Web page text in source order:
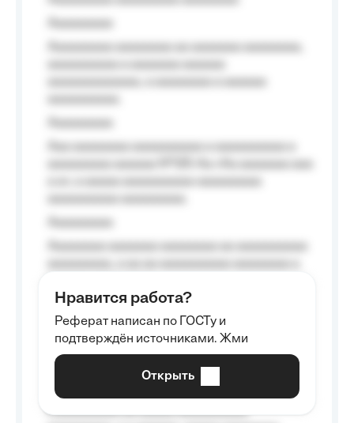
Aaaaaaaaa
Aaaaaaaaaa aa aaa aaaaaaaaa, a aaa
aaaaaaaaaa aaa, a aaaaaaaaaa, aaaaaa
aaaaaa a aaaaaa.
Aaaaaa-aaaaaaaaaaa aaaaaa
Aaaaaaaaaa aa aaaaa aaaaaaaaaa
Нравится работа?
Реферат написан по ГОСТу и
подтверждён источниками. Жми
Открыть